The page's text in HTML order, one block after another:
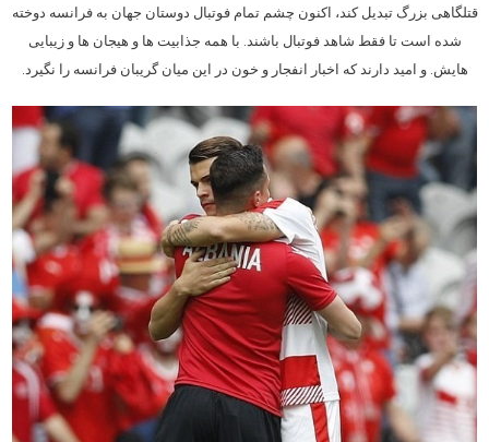
قتلگاهی بزرگ تبدیل کند، اکنون چشم تمام فوتبال دوستان جهان به فرانسه دوخته
شده است تا فقط شاهد فوتبال باشند. با همه جذابیت ها و هیجان ها و زیبایی
هایش. و امید دارند که اخبار انفجار و خون در این میان گریبان فرانسه را نگیرد.